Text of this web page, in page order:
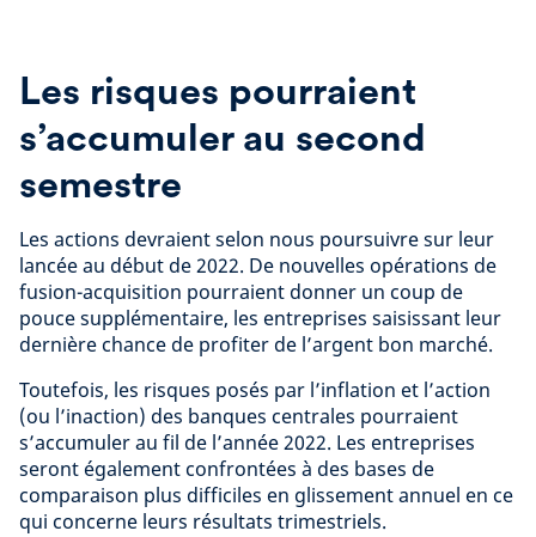
Les risques pourraient
s’accumuler au second
semestre
Les actions devraient selon nous poursuivre sur leur
lancée au début de 2022. De nouvelles opérations de
fusion-acquisition pourraient donner un coup de
pouce supplémentaire, les entreprises saisissant leur
dernière chance de profiter de l’argent bon marché.
Toutefois, les risques posés par l’inflation et l’action
(ou l’inaction) des banques centrales pourraient
s’accumuler au fil de l’année 2022. Les entreprises
seront également confrontées à des bases de
comparaison plus difficiles en glissement annuel en ce
qui concerne leurs résultats trimestriels.